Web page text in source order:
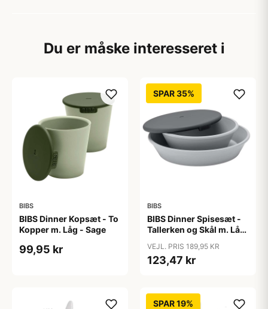
Du er måske interesseret i
BIBS
BIBS Dinner Kopsæt - To
Kopper m. Låg - Sage
99,95 kr
SPAR 35%
BIBS
BIBS Dinner Spisesæt -
Tallerken og Skål m. Låg
VEJL. PRIS 189,95 KR
123,47 kr
SPAR 19%